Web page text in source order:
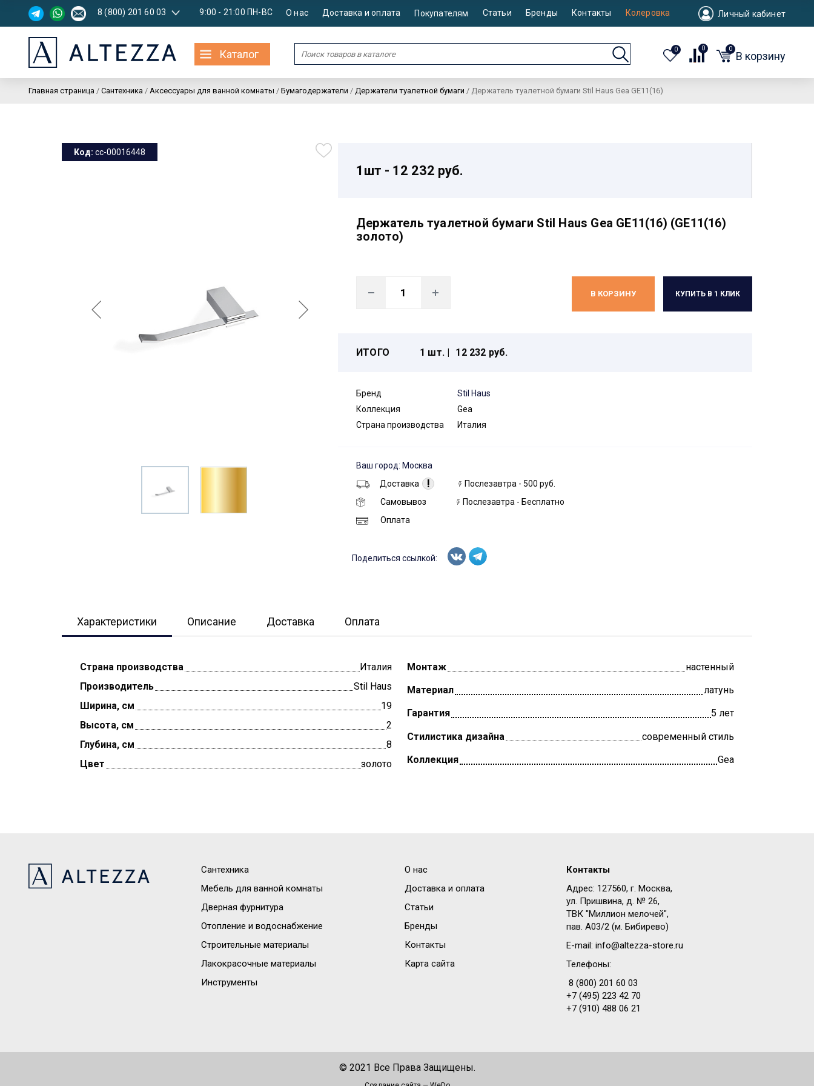
8 (800) 201 60 03 9:00 - 21:00 ПН-ВС О нас Доставка и оплата Покупателям Статьи Бренды Контакты Колеровка Личный кабинет
Каталог 0 0 0
В корзину
Главная страница / Сантехника / Аксессуары для ванной комнаты / Бумагодержатели / Держатели туалетной бумаги / Держатель туалетной бумаги Stil Haus Gea GE11(16)
Код: cc-00016448
1шт - 12 232 руб.
Держатель туалетной бумаги Stil Haus Gea GE11(16) (GE11(16)
золото)
В КОРЗИНУ КУПИТЬ В 1 КЛИК
ИТОГО 1 шт. | 12 232 руб.
Бренд
Stil Haus
Коллекция
Gea
Страна производства
Италия
Ваш город: Москва
Доставка
!
Послезавтра - 500 руб.
Самовывоз
Послезавтра - Бесплатно
Оплата
Поделиться ссылкой:
Характеристики Описание Доставка Оплата
Страна производства
Италия
Производитель
Stil Haus
Ширина, см
19
Высота, см
2
Глубина, см
8
Цвет
золото
Монтаж настенный
Материал латунь
Гарантия 5 лет
Стилистика дизайна современный стиль
Коллекция Gea
Сантехника
Мебель для ванной комнаты
Дверная фурнитура
Отопление и водоснабжение
Строительные материалы
Лакокрасочные материалы
Инструменты
О нас
Доставка и оплата
Статьи
Бренды
Контакты
Карта сайта
Контакты
Адрес: 127560, г. Москва,
ул. Пришвина, д. № 26,
ТВК "Миллион мелочей",
пав. A03/2 (м. Бибирево)
E-mail: info@altezza-store.ru
Телефоны:
8 (800) 201 60 03
+7 (495) 223 42 70
+7 (910) 488 06 21
© 2021 Все Права Защищены.